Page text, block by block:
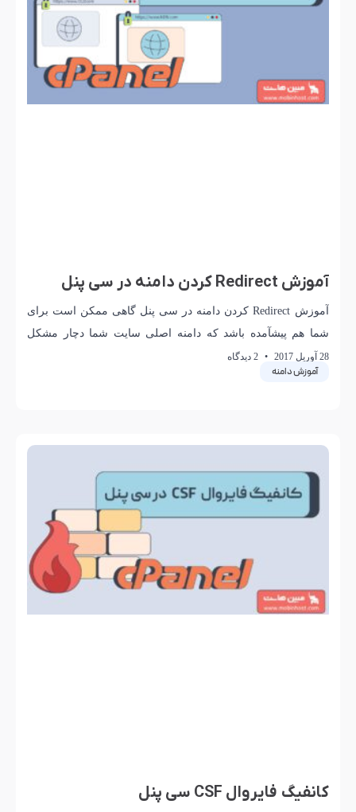
آموزش دامنه
آموزش Redirect کردن دامنه در سی پنل
آموزش Redirect کردن دامنه در سی پنل گاهی ممکن است برای
شما هم پیشآمده باشد که دامنه اصلی سایت شما دچار مشکل
شود . یا
28 آوریل 2017
کانفیگ فایروال CSF سی پنل